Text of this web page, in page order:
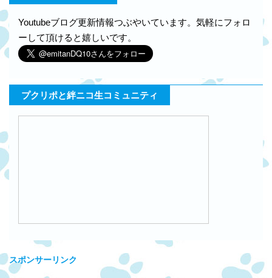
Youtubeブログ更新情報つぶやいています。気軽にフォロ
ーして頂けると嬉しいです。
プクリポと絆ニコ生コミュニティ
スポンサーリンク